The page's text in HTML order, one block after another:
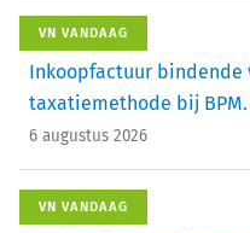
VN VANDAAG
Inkoopfactuur bindende
taxatiemethode bij
6 augustus 2026
VN VANDAAG